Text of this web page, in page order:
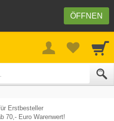
ÖFFNEN
Erstbesteller
70,- Euro Warenwert!